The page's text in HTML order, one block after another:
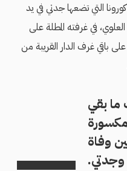
التي تضعها جدتي في يد
في غرفته المطلة على
باقي غرف الدار القريبة من
ما بقي
وفاة